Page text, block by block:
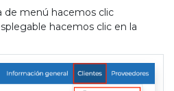
de menú hacemos clic
hacemos clic en la